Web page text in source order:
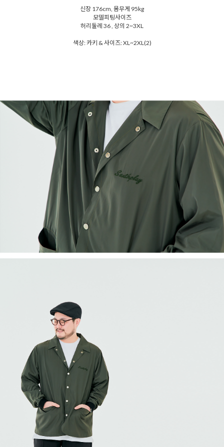
신장 176cm, 몸무게 95kg
모델피팅사이즈
허리둘레 36 , 상의 2~3XL
색상: 카키 & 사이즈: XL~2XL(2)